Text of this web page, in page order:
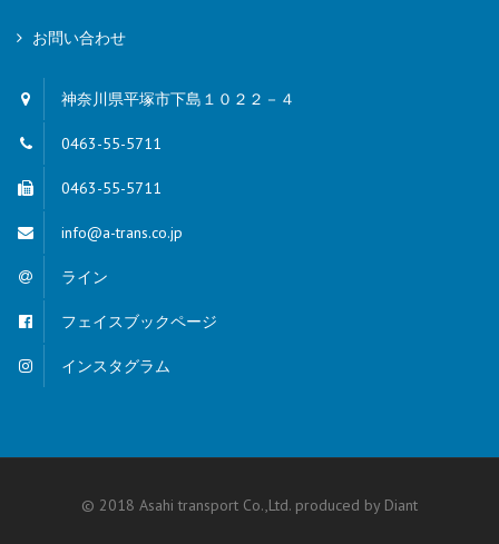
お問い合わせ
神奈川県平塚市下島１０２２－４
0463-55-5711
0463-55-5711
info@a-trans.co.jp
ライン
フェイスブックページ
インスタグラム
© 2018 Asahi transport Co.,Ltd. produced by Diant